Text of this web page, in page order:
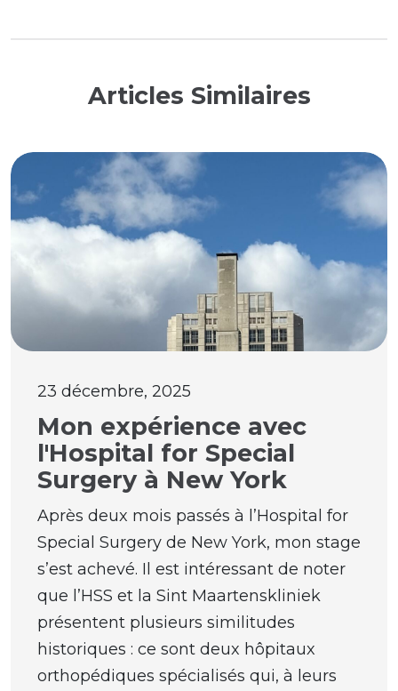
Articles Similaires
23 décembre, 2025
Mon expérience avec
l'Hospital for Special
Surgery à New York
Après deux mois passés à l’Hospital for
Special Surgery de New York, mon stage
s’est achevé. Il est intéressant de noter
que l’HSS et la Sint Maartenskliniek
présentent plusieurs similitudes
historiques : ce sont deux hôpitaux
orthopédiques spécialisés qui, à leurs